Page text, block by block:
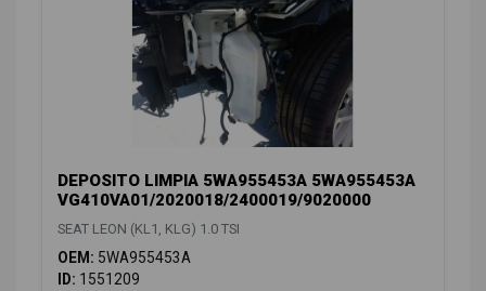
DEPOSITO LIMPIA 5WA955453A 5WA955453A
VG410VA01/2020018/2400019/9020000
SEAT LEON (KL1, KLG) 1.0 TSI
OEM: 5WA955453A
ID: 1551209